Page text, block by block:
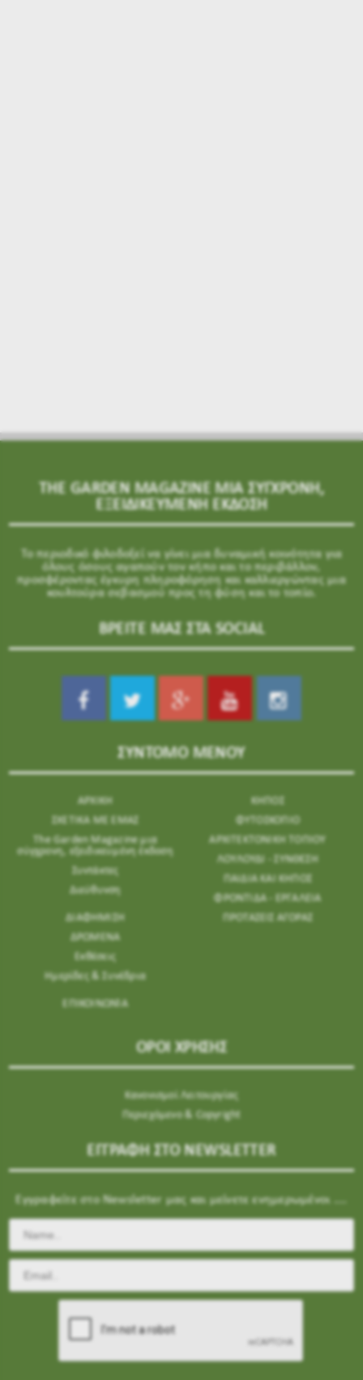
THE GARDEN MAGAZINE ΜΙΑ ΣΥΓΧΡΟΝΗ,
ΕΞΕΙΔΙΚΕΥΜΕΝΗ ΕΚΔΟΣΗ
Το περιοδικό φιλοδοξεί να γίνει μια δυναμική κοινότητα για
όλους όσους αγαπούν τον κήπο και το περιβάλλον,
προσφέροντας έγκυρη πληροφόρηση και καλλιεργώντας μια
κουλτούρα σεβασμού προς τη φύση και το τοπίο.
ΒΡΕΙΤΕ ΜΑΣ ΣΤΑ SOCIAL
ΣΥΝΤΟΜΟ ΜΕΝΟΥ
ΑΡΧΙΚΗ
ΣΧΕΤΙΚΑ ΜΕ ΕΜΑΣ
The Garden Magazine μια
σύγχρονη, εξειδικευμένη έκδοση
Συντάκτες
Διεύθυνση
ΔΙΑΦΗΜΙΣΗ
ΔΡΩΜΕΝΑ
Εκθέσεις
Ημερίδες & Συνέδρια
ΕΠΙΚΟΙΝΩΝΊΑ
ΚΗΠΟΣ
ΦΥΤΟΣΚΟΠΙΟ
ΑΡΧΙΤΕΚΤΟΝΙΚΗ ΤΟΠΙΟΥ
ΛΟΥΛΟΥΔΙ - ΣΥΝΘΕΣΗ
ΠΑΙΔΙΑ ΚΑΙ ΚΗΠΟΣ
ΦΡΟΝΤΙΔΑ - ΕΡΓΑΛΕΙΑ
ΠΡΟΤΑΣΕΙΣ ΑΓΟΡΑΣ
ΟΡΟΙ ΧΡΗΣΗΣ
Κανονισμοί Λειτουργίας
Περιεχόμενο & Copyright
ΕΓΓΡΑΦΗ ΣΤΟ NEWSLETTER
Εγγραφείτε στο Newsletter μας και μείνετε ενημερωμένοι ....